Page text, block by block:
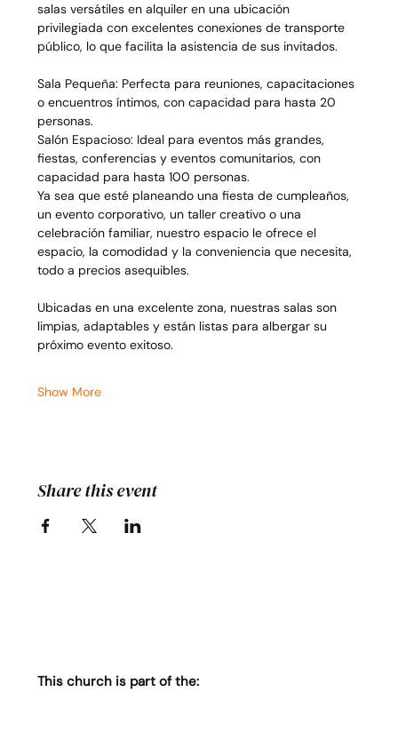
salas versátiles en alquiler en una ubicación
privilegiada con excelentes conexiones de transporte
público, lo que facilita la asistencia de sus invitados.
Sala Pequeña: Perfecta para reuniones, capacitaciones
o encuentros íntimos, con capacidad para hasta 20
personas.
Salón Espacioso: Ideal para eventos más grandes,
fiestas, conferencias y eventos comunitarios, con
capacidad para hasta 100 personas.
Ya sea que esté planeando una fiesta de cumpleaños,
un evento corporativo, un taller creativo o una
celebración familiar, nuestro espacio le ofrece el
espacio, la comodidad y la conveniencia que necesita,
todo a precios asequibles.
Ubicadas en una excelente zona, nuestras salas son
limpias, adaptables y están listas para albergar su
próximo evento exitoso.
Show More
Share this event
This church is part of the: